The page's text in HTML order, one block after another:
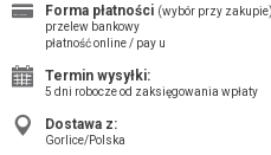
Forma płatności (wybór przy zakupie)
przelew bankowy
płatność online / pay u
Termin wysyłki:
5 dni robocze od zaksięgowania wpłaty
Dostawa z:
Gorlice/Polska